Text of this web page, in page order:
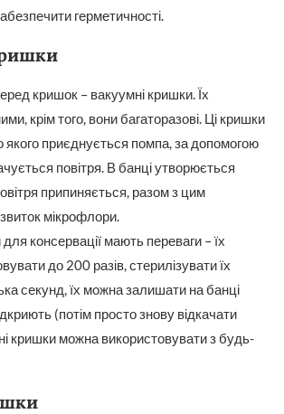
герметичності.
кришок – вакуумні кришки. Їх
крім того, вони багаторазові. Ці кришки
приєднується помпа, за допомогою
повітря. В банці утворюється
припиняється, разом з цим
мікрофлори.
консервації мають переваги – їх
до 200 разів, стерилізувати їх
секунд, їх можна залишати на банці
(потім просто знову відкачати
кришки можна використовувати з будь-